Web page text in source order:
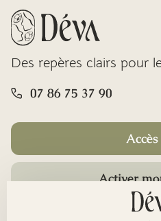
Des repères clairs pour
07 86 75 37 90
Activer